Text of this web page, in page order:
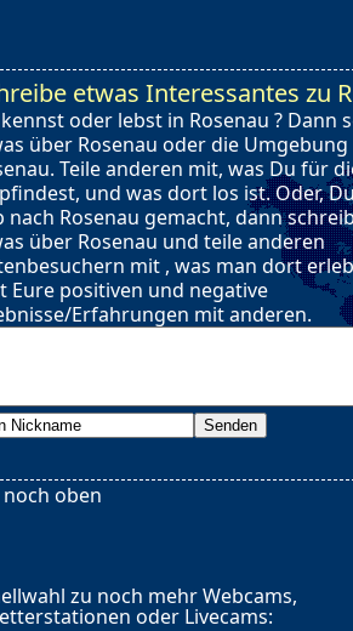
etwas Interessantes zu
oder lebst in Rosenau ? Dann
über Rosenau oder die Umgebung
Teile anderen mit, was Du für
und was dort los ist. Oder,
nach Rosenau gemacht, dann
über Rosenau und teile anderen
mit , was man dort
Eure positiven und negative
Erfahrungen mit anderen.
oben
zu noch mehr Webcams,
oder Livecams: